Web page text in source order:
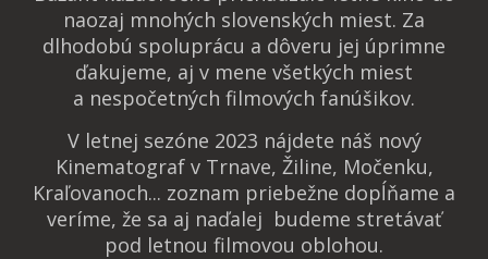
naozaj mnohých slovenských miest. Za
dlhodobú spoluprácu a dôveru jej úprimne
ďakujeme, aj v mene všetkých miest
a nespočetných filmových fanúšikov.
V letnej sezóne 2023 nájdete náš nový
Kinematograf v Trnave, Žiline, Močenku,
Kraľovanoch... zoznam priebežne dopĺňame a
veríme, že sa aj naďalej budeme stretávať
pod letnou filmovou oblohou.